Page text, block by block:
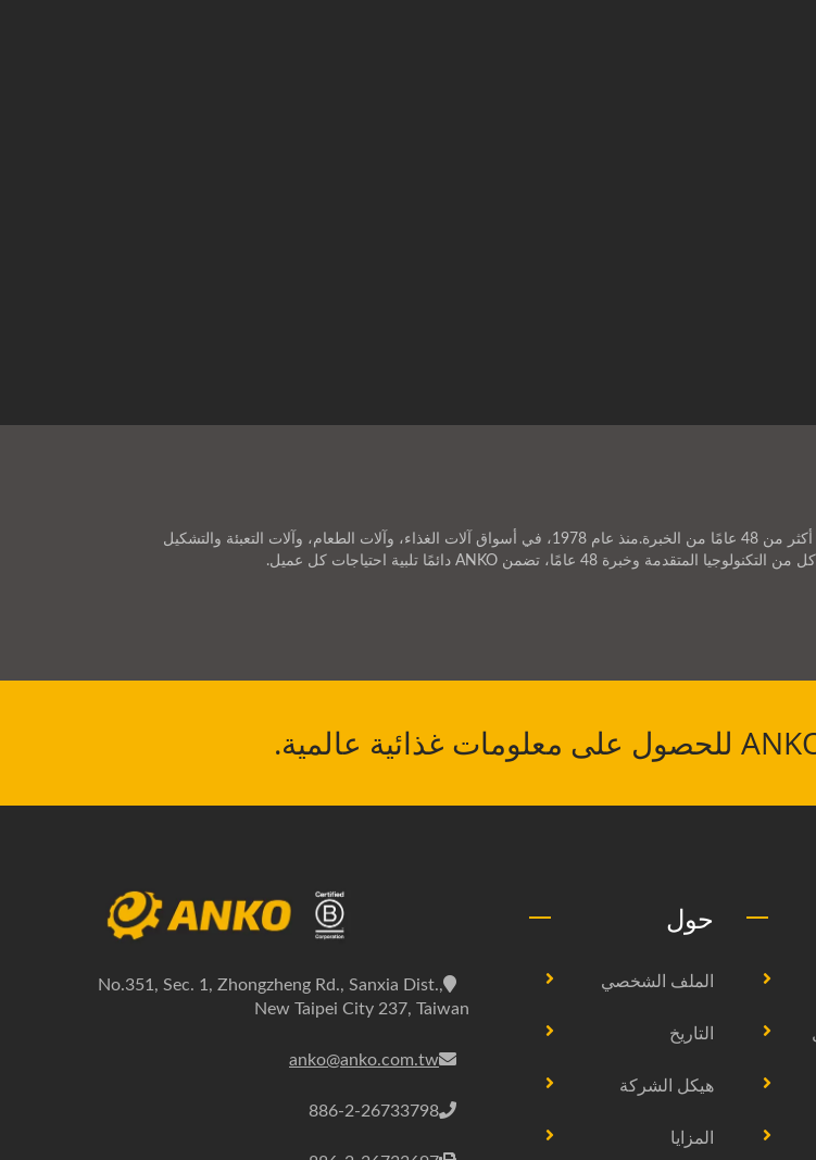
ANKO FOOD MACHINE CO., LTD. هي شركة تصنيع آلات الطعام من تايوان ولديها أكثر من 48 عامًا من الخبرة.منذ عام 1978، في أسواق آلات الغذاء، وآلات الطعام، وآلات التعبئة والتشكيل
No.351, Sec. 1, Zhongzheng Rd., Sanxia Dist.,
New Taipei City 237, Taiwan
anko@anko.com.tw
886-2-26733798
حول
الملف الشخصي
التاريخ
هيكل الشركة
المزايا